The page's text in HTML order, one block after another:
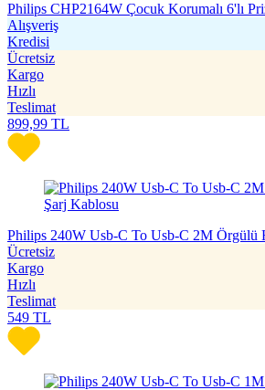
Philips CHP2164W Çocuk Korumalı 6'lı
Alışveriş
Kredisi
Ücretsiz
Kargo
Hızlı
Teslimat
899,99 TL
Philips 240W Usb-C To Usb-C 2M Örgülü
Ücretsiz
Kargo
Hızlı
Teslimat
549 TL